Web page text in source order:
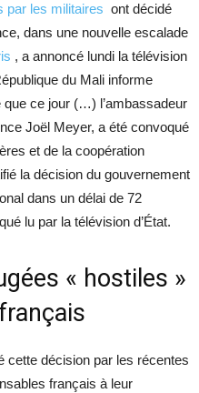
par les militaires ont décidé
dans une nouvelle escalade
, a annoncé lundi la télévision
du Mali informe
que ce jour (…) l’ambassadeur
Joël Meyer, a été convoqué
et de la coopération
la décision du gouvernement
dans un délai de 72
lu par la télévision d’État.
« hostiles »
cette décision par les récentes
français à leur